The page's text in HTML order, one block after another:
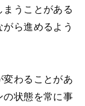
うことがある
ら進めるよう
変わることがあ
の状態を常に事